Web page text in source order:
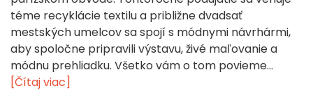
téme recyklácie textilu a približne dvadsať
mestských umelcov sa spojí s módnymi návrhármi,
aby spoločne pripravili výstavu, živé maľovanie a
módnu prehliadku. Všetko vám o tom povieme...
[Čítaj viac]